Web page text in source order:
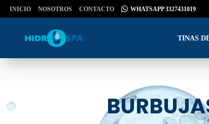
INICIO NOSOTROS CONTACTO WHATSAPP 3327431019
TINAS